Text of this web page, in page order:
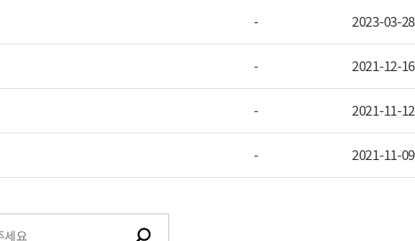
- 2023-03-28
- 2021-12-16
- 2021-11-12
- 2021-11-09